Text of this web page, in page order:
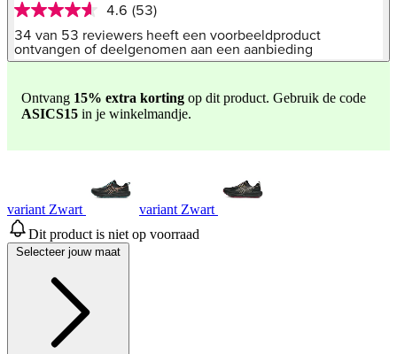
4.6
van
5
sterren,
Read
53
4.6 (53)
34 van 53 reviewers heeft een voorbeeldproduct
ontvangen of deelgenomen aan een aanbieding
Ontvang 15% extra korting op dit product. Gebruik de code
ASICS15 in je winkelmandje.
variant Zwart
variant Zwart
Dit product is niet op voorraad
Selecteer jouw maat